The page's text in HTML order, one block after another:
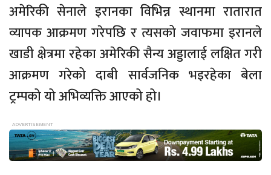
अमेरिकी सेनाले इरानका विभिन्न स्थानमा रातारात
व्यापक आक्रमण गरेपछि र त्यसको जवाफमा इरानले
खाडी क्षेत्रमा रहेका अमेरिकी सैन्य अड्डालाई लक्षित गरी
आक्रमण गरेको दाबी सार्वजनिक भइरहेका बेला
ट्रम्पको यो अभिव्यक्ति आएको हो।